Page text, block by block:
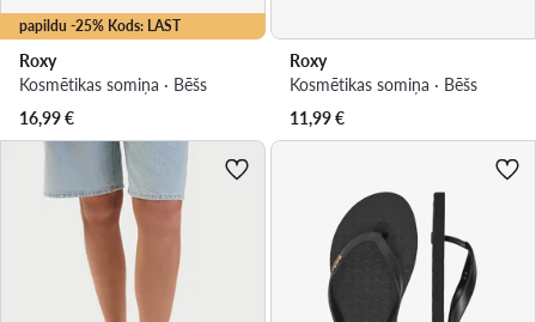
papildu -25% Kods: LAST
Roxy
Kosmētikas somiņa · Bēšs
16,99€
Roxy
Kosmētikas somiņa · Bēšs
11,99€